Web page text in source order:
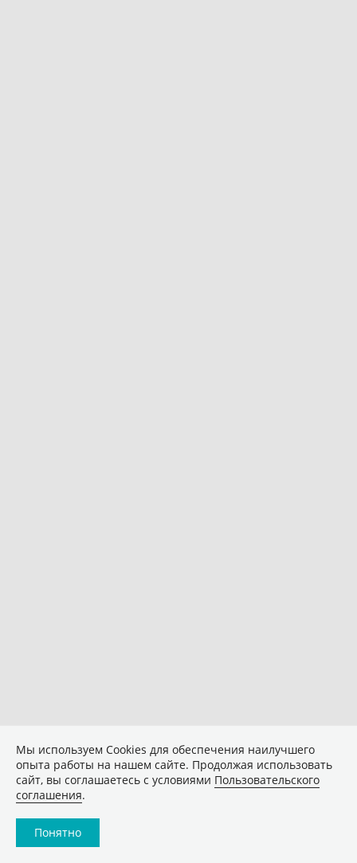
Мы используем Сookies для обеспечения наилучшего
опыта работы на нашем сайте. Продолжая использовать
сайт, вы соглашаетесь с условиями Пользовательского
соглашения.
Понятно